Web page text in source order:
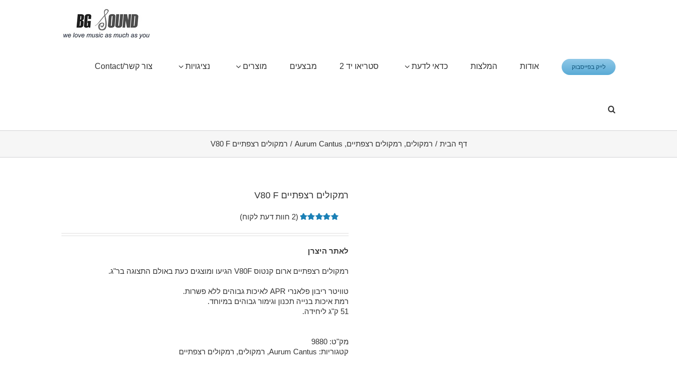
לייק בפייסבוק אודות המלצות כדאי לדעת סטריאו יד 2 מבצעים מוצרים נציגויות צור קשר/Contact
דף הבית / רמקולים, רמקולים רצפתיים,
Aurum Cantus
/ רמקולים רצפתיים V80 F
רמקולים רצפתיים V80 F
5.00מתוך
על דירוגים
(
2 חוות דעת לקוח)
לאתר היצרן
רמקולים רצפתיים ארום קנטוס V80F הגיעו ומוצגים כעת באולם התצוגה בר"ג.
טוויטר ריבון פלאנרי APR לאיכות גבוהים ללא פשרות.
רמת איכות בנייה תכנון וגימור גבוהים במיוחד.
51 ק"ג ליחידה.
מק"ט: 9880
קטגוריות: Aurum Cantus
, רמקולים, רמקולים רצפתיים